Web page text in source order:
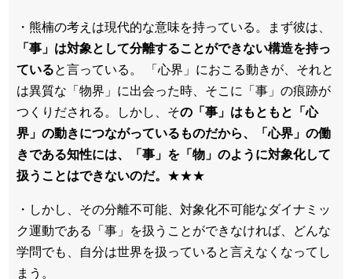
・熊楠の考えは現代的な意味を持っている。まず彼は、
「事」は対象として分離することができない構造を持っ
ていると言っている。 「心界」におこる動きが、それと
は異質な「物界」に出会った時、そこに「事」の痕跡が
つくりだされる。しかし、その「事」はもともと「心
界」の動きにつながっているものだから、「心界」の働
きである知性には、「事」を「物」のように対象化して
扱うことはできないのだ。 ★★★
・しかし、その分離不可能、対象化不可能なダイナミッ
ク運動である「事」を扱うことができなければ、どんな
学問でも、自分は世界を扱っていると言えなくなってし
まう。